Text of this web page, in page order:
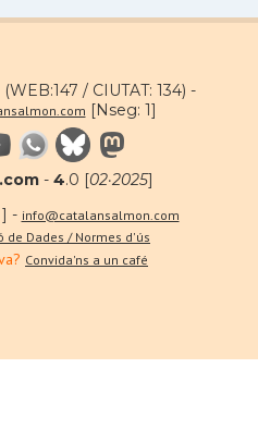
/ CIUTAT: 134) -
[Nseg: 1]
- 4.0 [02·2025]
] - info@catalansalmon.com
de Dades / Normes d'ús
Convida'ns a un café